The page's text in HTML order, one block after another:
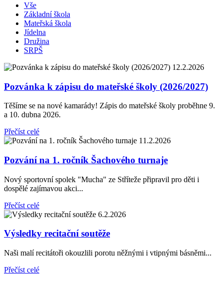
Vše
Základní škola
Mateřská škola
Jídelna
Družina
SRPŠ
12.2.2026
Pozvánka k zápisu do mateřské školy (2026/2027)
Těšíme se na nové kamarády! Zápis do mateřské školy proběhne 9.
a 10. dubna 2026.
Přečíst celé
11.2.2026
Pozvání na 1. ročník Šachového turnaje
Nový sportovní spolek "Mucha" ze Stříteže připravil pro děti i
dospělé zajímavou akci...
Přečíst celé
6.2.2026
Výsledky recitační soutěže
Naši malí recitátoři okouzlili porotu něžnými i vtipnými básněmi...
Přečíst celé